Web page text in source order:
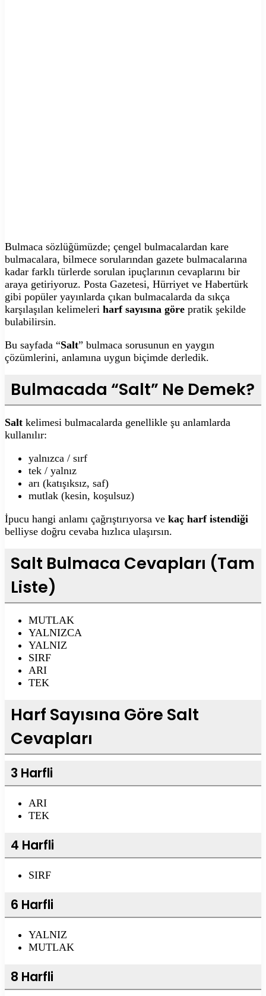
Bulmaca sözlüğümüzde; çengel bulmacalardan kare
bulmacalara, bilmece sorularından gazete bulmacalarına
kadar farklı türlerde sorulan ipuçlarının cevaplarını bir
araya getiriyoruz. Posta Gazetesi, Hürriyet ve Habertürk
gibi popüler yayınlarda çıkan bulmacalarda da sıkça
karşılaşılan kelimeleri harf sayısına göre pratik şekilde
bulabilirsin.
Bu sayfada “Salt” bulmaca sorusunun en yaygın
çözümlerini, anlamına uygun biçimde derledik.
Bulmacada “Salt” Ne Demek?
Salt kelimesi bulmacalarda genellikle şu anlamlarda
kullanılır:
yalnızca / sırf
tek / yalnız
arı (katışıksız, saf)
mutlak (kesin, koşulsuz)
İpucu hangi anlamı çağrıştırıyorsa ve kaç harf istendiği
belliyse doğru cevaba hızlıca ulaşırsın.
Salt Bulmaca Cevapları (Tam
Liste)
MUTLAK
YALNIZCA
YALNIZ
SIRF
ARI
TEK
Harf Sayısına Göre Salt
Cevapları
3 Harfli
ARI
TEK
4 Harfli
SIRF
6 Harfli
YALNIZ
MUTLAK
8 Harfli